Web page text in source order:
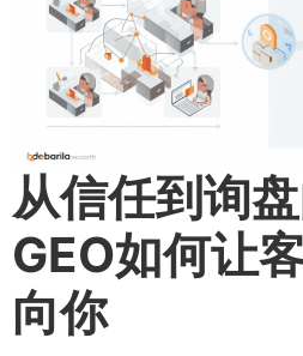
从信任到询
GEO如何让
向你